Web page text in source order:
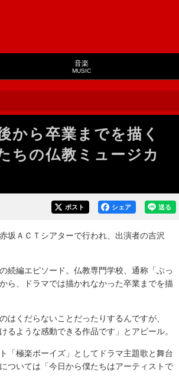
音楽
MUSIC
から卒業までを描く
ちの仏教ミュージカ
送る
シェア
ポスト
坂ＡＣＴシアターで行われ、出演者の吉沢
編エピソード。仏教専門学校、通称「ぶっ
ら、ドラマでは描かれなかった卒業までを描
くだらないことだったりするんですが、
るような感動できる作品です」とアピール。
「極楽ボーイズ」としてドラマ主題歌と舞台
ついては「今日から僕たちはアーティストで